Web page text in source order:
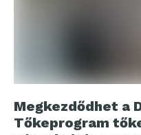
Megkezdődhet a
Tőkeprogram